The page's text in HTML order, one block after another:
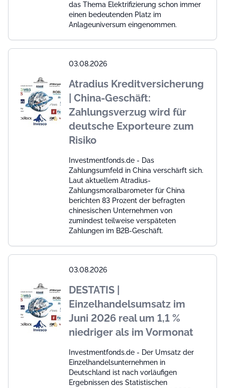
das Thema Elektrifizierung schon immer
einen bedeutenden Platz im
Anlageuniversum eingenommen.
03.08.2026
Atradius Kreditversicherung
| China-Geschäft:
Zahlungsverzug wird für
deutsche Exporteure zum
Risiko
Investmentfonds.de - Das
Zahlungsumfeld in China verschärft sich.
Laut aktuellem Atradius-
Zahlungsmoralbarometer für China
berichten 83 Prozent der befragten
chinesischen Unternehmen von
zumindest teilweise verspäteten
Zahlungen im B2B-Geschäft.
03.08.2026
DESTATIS |
Einzelhandelsumsatz im
Juni 2026 real um 1,1 %
niedriger als im Vormonat
Investmentfonds.de - Der Umsatz der
Einzelhandelsunternehmen in
Deutschland ist nach vorläufigen
Ergebnissen des Statistischen